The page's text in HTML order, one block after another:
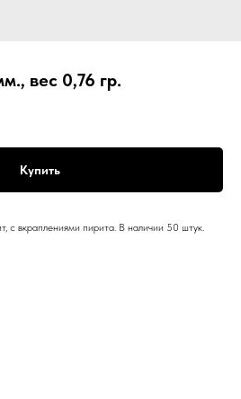
вес 0,76 гр.
Купить
с вкраплениями пирита. В наличии 50 штук.